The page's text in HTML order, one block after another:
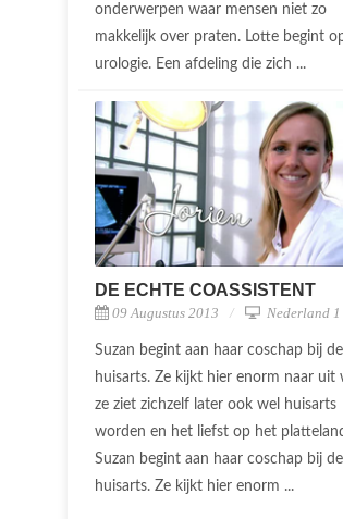
onderwerpen waar mensen niet zo
makkelijk over praten. Lotte begint
urologie. Een afdeling die zich ...
DE ECHTE COASSISTENT
09 Augustus 2013 Nederland 1
Suzan begint aan haar coschap bij de
huisarts. Ze kijkt hier enorm naar uit
ze ziet zichzelf later ook wel huisarts
worden en het liefst op het
Suzan begint aan haar coschap bij de
huisarts. Ze kijkt hier enorm ...